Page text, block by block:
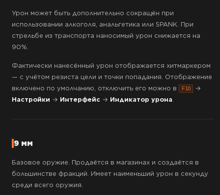
Урон может быть дополнительно сокращён при
использовании алкоголя, анальгетика или SPANK. При
стрельбе из транспорта наносимый урон снижается на
90%.
Фактически нанесённый урон отображается хитмаркером
— с учётом резиста цели и точки попадания. Отображение
включено по умолчанию, отключить его можно в
F10
→
Настройки → Интерфейс → Индикатор урона
9 мм
Базовое оружие. Продаётся в магазинах и создаётся в
большинстве фракций. Имеет наименьший урон в секунду
среди всего оружия.